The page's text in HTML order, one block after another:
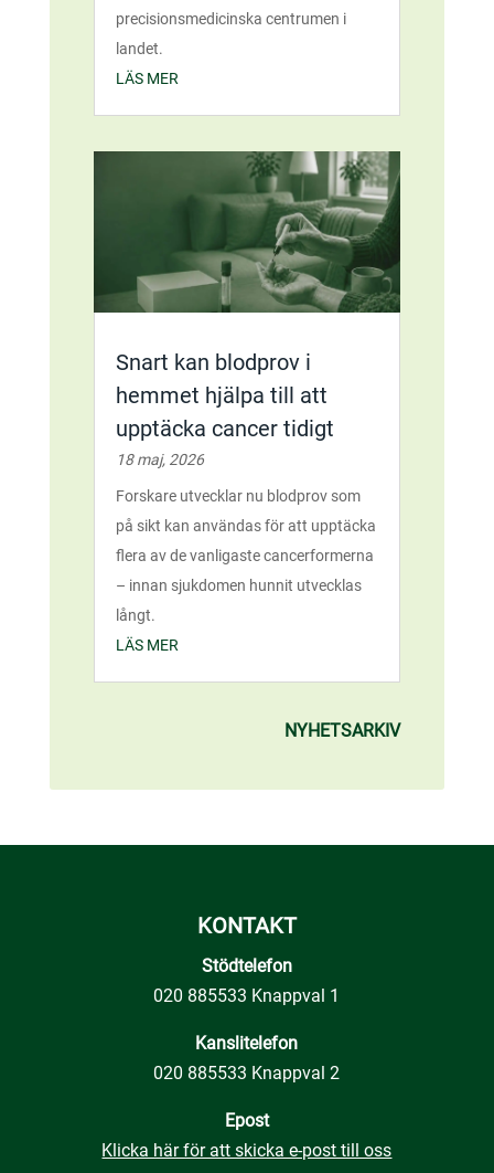
precisionsmedicinska centrumen i
landet.
LÄS MER
Snart kan blodprov i
hemmet hjälpa till att
upptäcka cancer tidigt
18 maj, 2026
Forskare utvecklar nu blodprov som
på sikt kan användas för att upptäcka
flera av de vanligaste cancerformerna
– innan sjukdomen hunnit utvecklas
långt.
LÄS MER
NYHETSARKIV
KONTAKT
Stödtelefon
020 885533 Knappval 1
Kanslitelefon
020 885533 Knappval 2
Epost
Klicka här för att skicka e-post till oss